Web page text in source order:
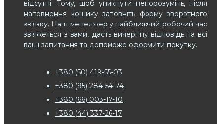
відсутні. Тому, щоб уникнути непорозумінь, після
наповнення кошику заповніть форму зворотного
зв'язку. Наш менеджер у найближчий робочий час
зв'яжеться з вами, дасть вичерпну відповідь на всі
ваші запитання та допоможе оформити покупку.
+380 (50) 419-55-03
+380 (95) 284-54-74
+380 (66) 003-17-10
+380 (44) 337-26-17